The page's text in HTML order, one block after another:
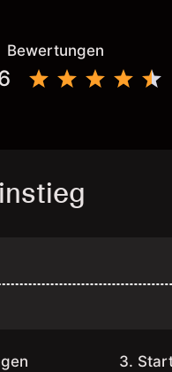
Bewertungen
3.